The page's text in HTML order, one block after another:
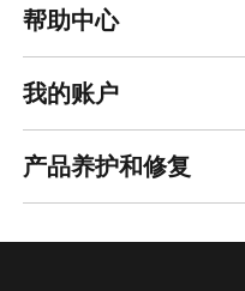
帮助中心
我的账户
产品养护和修复